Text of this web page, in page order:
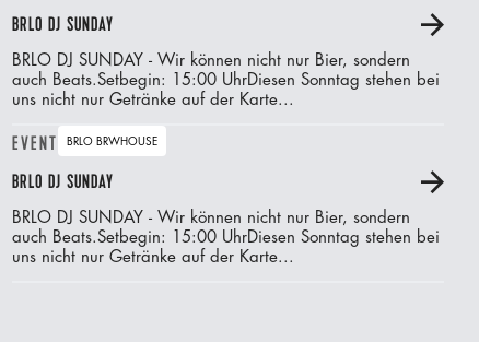
BRLO DJ SUNDAY A
BRLO DJ SUNDAY - Wir können nicht nur Bier, sondern
auch Beats.‍Setbegin: 15:00 UhrDiesen Sonntag stehen bei
uns nicht nur Getränke auf der Karte...
EVENT BRLO BRWHOUSE
BRLO DJ SUNDAY A
BRLO DJ SUNDAY - Wir können nicht nur Bier, sondern
auch Beats.‍Setbegin: 15:00 UhrDiesen Sonntag stehen bei
uns nicht nur Getränke auf der Karte...